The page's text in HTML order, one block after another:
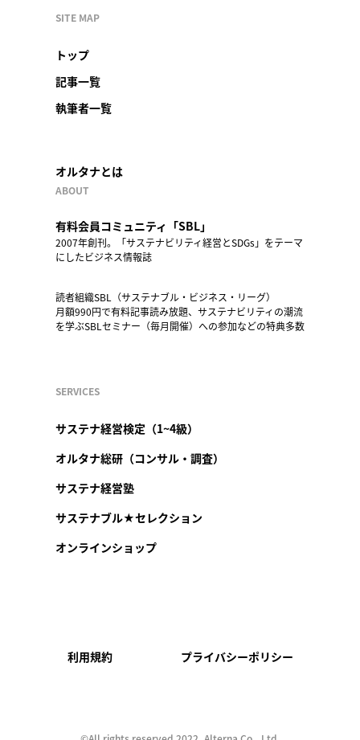
SITE MAP
トップ
記事一覧
執筆者一覧
オルタナとは
ABOUT
有料会員コミュニティ「SBL」
2007年創刊。「サステナビリティ経営とSDGs」をテーマ
にしたビジネス情報誌
読者組織SBL（サステナブル・ビジネス・リーグ）
月額990円で有料記事読み放題、サステナビリティの潮流
を学ぶSBLセミナー（毎月開催）への参加などの特典多数
SERVICES
サステナ経営検定（1~4級）
オルタナ総研（コンサル・調査）
サステナ経営塾
サステナブル★セレクション
オンラインショップ
利用規約 プライバシーポリシー